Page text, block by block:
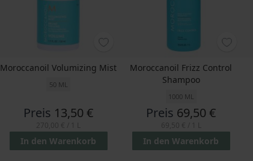
Moroccanoil Volumizing Mist
50 ML
Preis 13,50 €
In den Warenkorb
Moroccanoil Frizz Control
Shampoo
1000 ML
Preis 69,50 €
In den Warenkorb